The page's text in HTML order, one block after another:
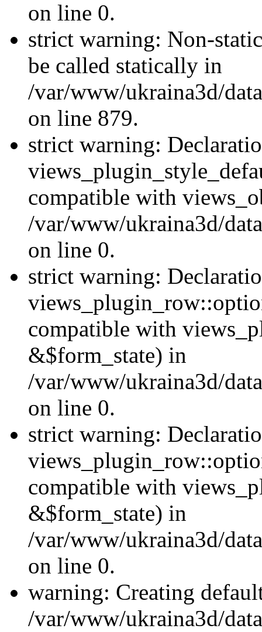
on line 0.
strict warning: Non-
be called statically in
/var/www/ukraina3d/
on line 879.
strict warning:
compatible with
/var/www/ukraina3d/
on line 0.
strict warning:
compatible with
&$form_state) in
/var/www/ukraina3d/
on line 0.
strict warning:
compatible with
&$form_state) in
/var/www/ukraina3d/
on line 0.
warning: Creating
/var/www/ukraina3d/